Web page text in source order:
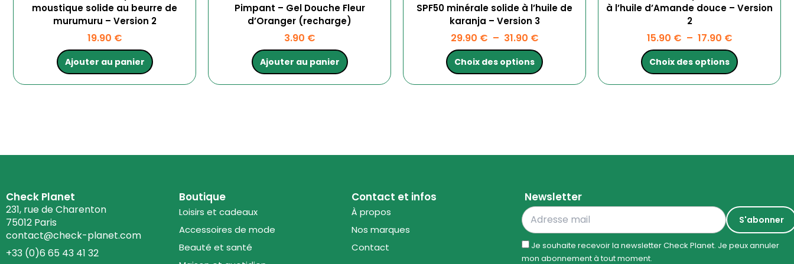
moustique solide au beurre de
murumuru – Version 2
19.90 €
Ajouter au panier
Pimpant – Gel Douche Fleur
d’Oranger (recharge)
3.90 €
Ajouter au panier
SPF50 minérale solide à l’huile de
karanja – Version 3
29.90 € – 31.90 €
Choix des options
à l’huile d’Amande douce – Version
2
15.90 € – 17.90 €
Choix des options
Check Planet
231, rue de Charenton
75012 Paris
contact@check-planet.com
+33 (0)6 65 43 41 32
Boutique
Loisirs et cadeaux
Accessoires de mode
Beauté et santé
Contact et infos
À propos
Nos marques
Contact
Newsletter
Je souhaite recevoir la newsletter Check Planet. Je peux annuler
mon abonnement à tout moment.